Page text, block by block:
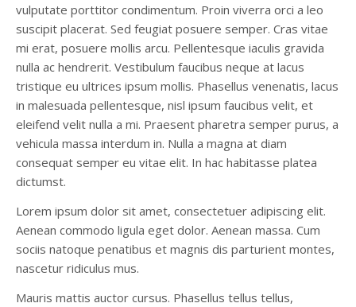
vulputate porttitor condimentum. Proin viverra orci a leo
suscipit placerat. Sed feugiat posuere semper. Cras vitae
mi erat, posuere mollis arcu. Pellentesque iaculis gravida
nulla ac hendrerit. Vestibulum faucibus neque at lacus
tristique eu ultrices ipsum mollis. Phasellus venenatis, lacus
in malesuada pellentesque, nisl ipsum faucibus velit, et
eleifend velit nulla a mi. Praesent pharetra semper purus, a
vehicula massa interdum in. Nulla a magna at diam
consequat semper eu vitae elit. In hac habitasse platea
dictumst.
Lorem ipsum dolor sit amet, consectetuer adipiscing elit.
Aenean commodo ligula eget dolor. Aenean massa. Cum
sociis natoque penatibus et magnis dis parturient montes,
nascetur ridiculus mus.
Mauris mattis auctor cursus. Phasellus tellus tellus,